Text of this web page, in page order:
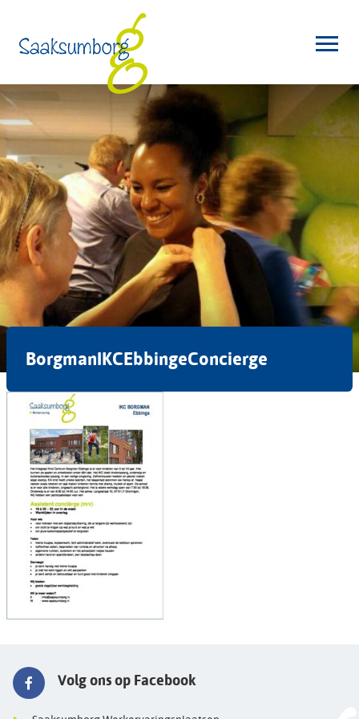
BorgmanIKCEbbingeConcierge
Volg ons op Facebook